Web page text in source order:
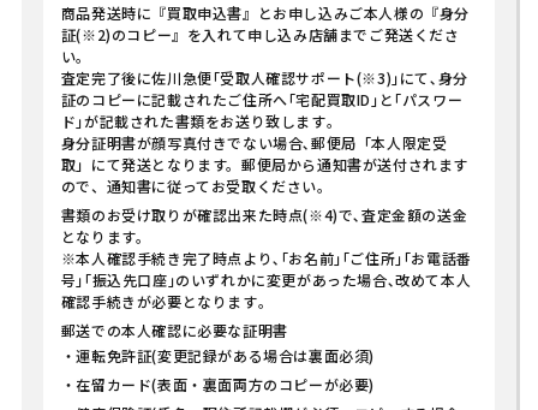
商品発送時に『買取申込書』とお申し込みご本人様の『身分
証(※2)のコピー』を入れて申し込み店舗までご発送くださ
い｡
査定完了後に佐川急便｢受取人確認サポート(※3)｣にて､身分
証のコピーに記載されたご住所へ｢宅配買取ID｣と｢パスワー
ド｣が記載された書類をお送り致します｡
身分証明書が顔写真付きでない場合､郵便局「本人限定受
取」にて発送となります。郵便局から通知書が送付されます
ので、通知書に従ってお受取ください。
書類のお受け取りが確認出来た時点(※4)で､査定金額の送金
となります。
※本人確認手続き完了時点より､｢お名前｣｢ご住所｣｢お電話番
号｣｢振込先口座｣のいずれかに変更があった場合､改めて本人
確認手続きが必要となります｡
郵送での本人確認に必要な証明書
・運転免許証(変更記録がある場合は裏面必須)
・在留カード(表面・裏面両方のコピーが必要)